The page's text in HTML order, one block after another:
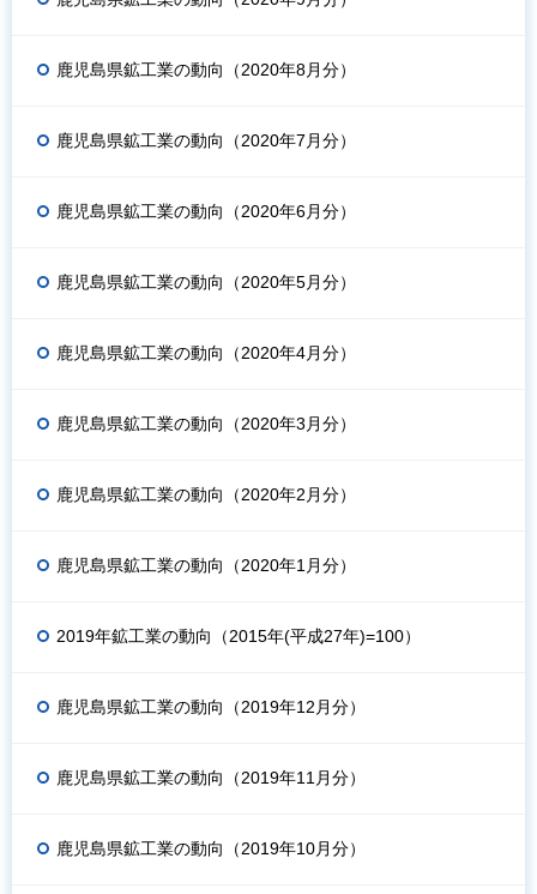
鹿児島県鉱工業の動向（2020年8月分）
鹿児島県鉱工業の動向（2020年7月分）
鹿児島県鉱工業の動向（2020年6月分）
鹿児島県鉱工業の動向（2020年5月分）
鹿児島県鉱工業の動向（2020年4月分）
鹿児島県鉱工業の動向（2020年3月分）
鹿児島県鉱工業の動向（2020年2月分）
鹿児島県鉱工業の動向（2020年1月分）
2019年鉱工業の動向（2015年(平成27年)=100）
鹿児島県鉱工業の動向（2019年12月分）
鹿児島県鉱工業の動向（2019年11月分）
鹿児島県鉱工業の動向（2019年10月分）